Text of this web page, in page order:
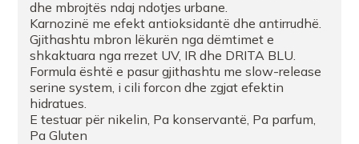
dhe mbrojtës ndaj ndotjes urbane.
Karnozinë me efekt antioksidantë dhe antirrudhë.
Gjithashtu mbron lëkurën nga dëmtimet e
shkaktuara nga rrezet UV, IR dhe DRITA BLU.
Formula është e pasur gjithashtu me slow-release
serine system, i cili forcon dhe zgjat efektin
hidratues.
E testuar për nikelin, Pa konservantë, Pa parfum,
Pa Gluten